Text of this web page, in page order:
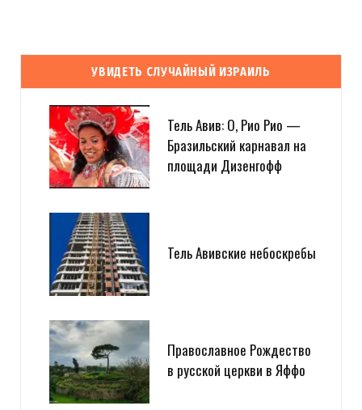
УВИДЕТЬ СЛУЧАЙНЫЙ ИЗРАИЛЬ
Тель Авив: О, Рио Рио —
Бразильский карнавал на
площади Дизенгофф
Тель Авивские небоскребы
Православное Рождество
в русской церкви в Яффо